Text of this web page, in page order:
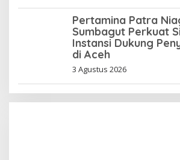
Pertamina Patra
Sumbagut Perkuat
Instansi Dukung
di Aceh
3 Agustus 2026